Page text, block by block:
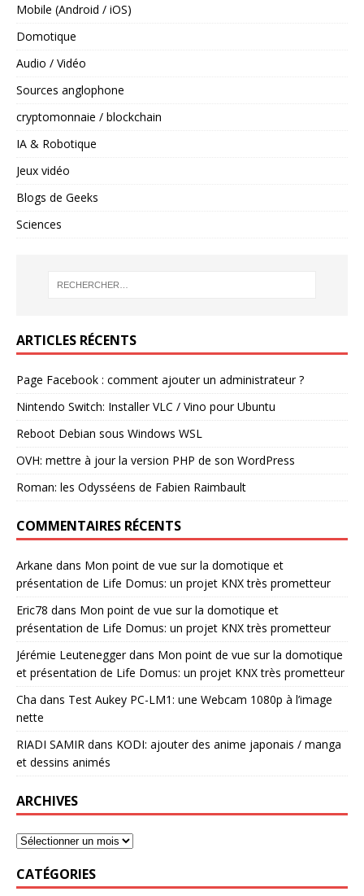
Mobile (Android / iOS)
Domotique
Audio / Vidéo
Sources anglophone
cryptomonnaie / blockchain
IA & Robotique
Jeux vidéo
Blogs de Geeks
Sciences
ARTICLES RÉCENTS
Page Facebook : comment ajouter un administrateur ?
Nintendo Switch: Installer VLC / Vino pour Ubuntu
Reboot Debian sous Windows WSL
OVH: mettre à jour la version PHP de son WordPress
Roman: les Odysséens de Fabien Raimbault
COMMENTAIRES RÉCENTS
Arkane dans Mon point de vue sur la domotique et
présentation de Life Domus: un projet KNX très prometteur
Eric78 dans Mon point de vue sur la domotique et
présentation de Life Domus: un projet KNX très prometteur
Jérémie Leuteneggerdans Mon point de vue sur la domotique
et présentation de Life Domus: un projet KNX très prometteur
Cha dans Test Aukey PC-LM1: une Webcam 1080p à l’image
nette
RIADI SAMIR dans KODI: ajouter des anime japonais / manga
et dessins animés
ARCHIVES
CATÉGORIES